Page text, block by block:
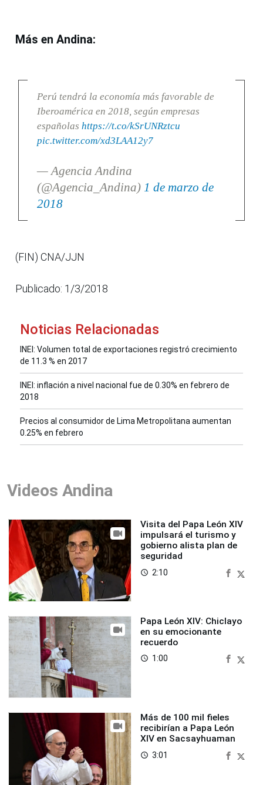
Más en Andina:
Perú tendrá la economía más favorable de
Iberoamérica en 2018, según empresas
españolas https://t.co/kSrUNRztcu
pic.twitter.com/xd3LAA12y7
— Agencia Andina
(@Agencia_Andina) 1 de marzo de
2018
(FIN) CNA/JJN
Publicado: 1/3/2018
Noticias Relacionadas
INEI: Volumen total de exportaciones registró crecimiento
de 11.3 % en 2017
INEI: inflación a nivel nacional fue de 0.30% en febrero de
2018
Precios al consumidor de Lima Metropolitana aumentan
0.25% en febrero
Videos Andina
Visita del Papa León XIV
impulsará el turismo y
gobierno alista plan de
seguridad
access_time 2:10
Papa León XIV: Chiclayo
en su emocionante
recuerdo
access_time 1:00
Más de 100 mil fieles
recibirían a Papa León
XIV en Sacsayhuaman
access_time 3:01